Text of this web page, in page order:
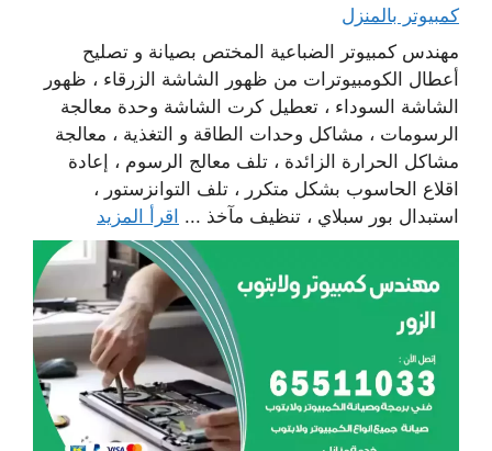
كمبيوتر بالمنزل
مهندس كمبيوتر الضباعية المختص بصيانة و تصليح
أعطال الكومبيوترات من ظهور الشاشة الزرقاء ، ظهور
الشاشة السوداء ، تعطيل كرت الشاشة وحدة معالجة
الرسومات ، مشاكل وحدات الطاقة و التغذية ، معالجة
مشاكل الحرارة الزائدة ، تلف معالج الرسوم ، إعادة
اقلاع الحاسوب بشكل متكرر ، تلف التوانزستور ،
استبدال بور سبلاي ، تنظيف مآخذ ... اقرأ المزيد